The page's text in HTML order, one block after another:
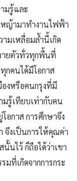
มรู้และ
หญ้ามาทำงานไฟฟ้า
ามเหลื่อมล้ำนี้เกิด
ายตัวทั่วทุกพื้นที่
กคนได้มีโอกาส
งหรือคนกรุงที่มี
รู้เทียบเท่ากับคน
อกาส การศึกษาจึง
จึงเป็นการให้คุณค่า
นไว้ ก็ถือได้ว่าเขา
ที่เกิดจากการกระ